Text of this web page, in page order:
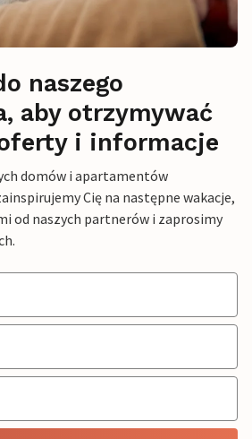
naszego
aby otrzymywać
i informacje
domów i apartamentów
Cię na następne wakacje,
od naszych partnerów i zaprosimy